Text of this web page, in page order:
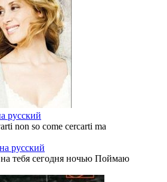
русский
non so come cercarti ma
русский
тебя сегодня ночью Поймаю